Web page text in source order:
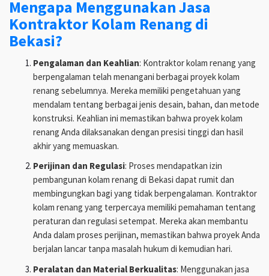
Mengapa Menggunakan Jasa
Kontraktor Kolam Renang di
Bekasi?
Pengalaman dan Keahlian: Kontraktor kolam renang yang
berpengalaman telah menangani berbagai proyek kolam
renang sebelumnya. Mereka memiliki pengetahuan yang
mendalam tentang berbagai jenis desain, bahan, dan metode
konstruksi. Keahlian ini memastikan bahwa proyek kolam
renang Anda dilaksanakan dengan presisi tinggi dan hasil
akhir yang memuaskan.
Perijinan dan Regulasi: Proses mendapatkan izin
pembangunan kolam renang di Bekasi dapat rumit dan
membingungkan bagi yang tidak berpengalaman. Kontraktor
kolam renang yang terpercaya memiliki pemahaman tentang
peraturan dan regulasi setempat. Mereka akan membantu
Anda dalam proses perijinan, memastikan bahwa proyek Anda
berjalan lancar tanpa masalah hukum di kemudian hari.
Peralatan dan Material Berkualitas: Menggunakan jasa